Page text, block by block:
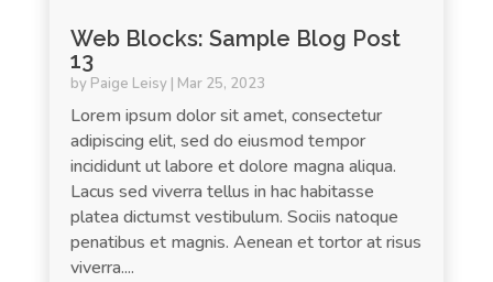
Web Blocks: Sample Blog Post
13
by Paige Leisy| Mar 25, 2023
Lorem ipsum dolor sit amet, consectetur
adipiscing elit, sed do eiusmod tempor
incididunt ut labore et dolore magna aliqua.
Lacus sed viverra tellus in hac habitasse
platea dictumst vestibulum. Sociis natoque
penatibus et magnis. Aenean et tortor at risus
viverra....